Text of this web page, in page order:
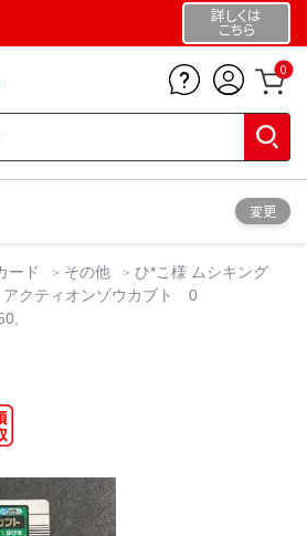
詳しくは
こちら
0
変更
ード その他
ひ*こ様 ムシキング
クティオンゾウカブト 0